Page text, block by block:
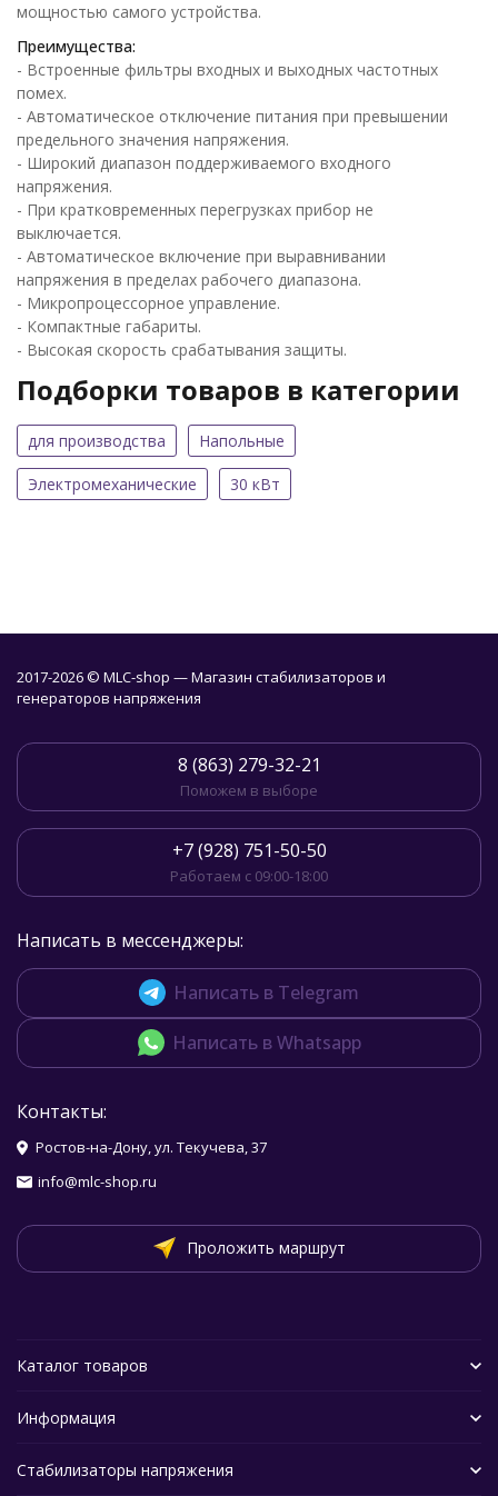
мощностью самого устройства.
Преимущества:
- Встроенные фильтры входных и выходных частотных
помех.
- Автоматическое отключение питания при превышении
предельного значения напряжения.
- Широкий диапазон поддерживаемого входного
напряжения.
- При кратковременных перегрузках прибор не
выключается.
- Автоматическое включение при выравнивании
напряжения в пределах рабочего диапазона.
- Микропроцессорное управление.
- Компактные габариты.
- Высокая скорость срабатывания защиты.
Подборки товаров в категории
для производства Напольные
Электромеханические 30 кВт
2017-2026 © MLC-shop — Магазин стабилизаторов и
генераторов напряжения
8 (863) 279-32-21
Поможем в выборе
+7 (928) 751-50-50
Работаем с 09:00-18:00
Написать в мессенджеры:
Написать в Telegram
Написать в Whatsapp
Контакты:
Ростов-на-Дону, ул. Текучева, 37
info@mlc-shop.ru
Проложить маршрут
Каталог товаров
Информация
Стабилизаторы напряжения